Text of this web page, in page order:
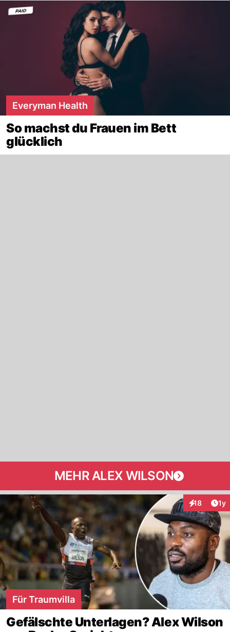
Everyman Health
So machst du Frauen im Bett
glücklich
MEHR ALEX WILSON
18 1y
Für Traumvilla
Gefälschte Unterlagen? Alex Wilson